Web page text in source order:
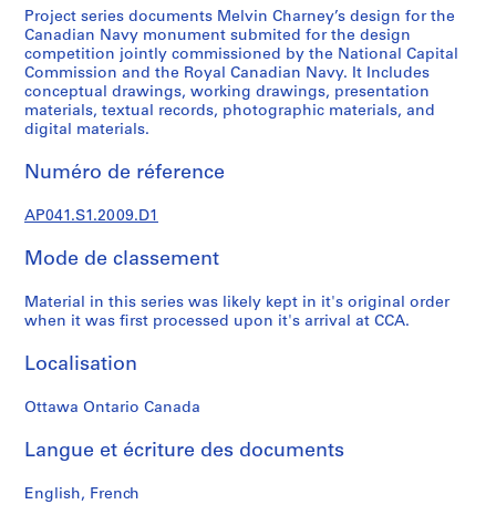
j
e
c
t
s
,
9
5
2
1
AP041.S1
P
o
e
Project series documents Melvin Charney’s design for the
Canadian Navy monument submited for the design
competition jointly commissioned by the National Capital
Commission and the Royal Canadian Navy. It Includes
conceptual drawings, working drawings, presentation
materials, textual records, photographic materials, and
digital materials.
Numéro de réference
AP041.S1.2009.D1
Mode de classement
Material in this series was likely kept in it's original order
when it was first processed upon it's arrival at CCA.
Localisation
Ottawa Ontario Canada
Langue et écriture des documents
English, French